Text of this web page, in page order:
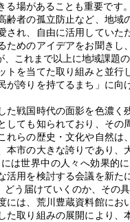
場があることも重要です
齢者の孤立防止など、地
され、自由に活用してい
めのアイデアをお聞きし
これまで以上に地域課題
を当てた取り組みと並行
誇りを持てるまち」に向
戦国時代の面影を色濃く
ても知られており、その
れらの歴史・文化や自然
市の大きな誇りであり
は世界中の人々へ効果的
用を検討する会議を新た
う届けていくのか、その
は、荒川豊蔵資料館にお
た取り組みの展開により